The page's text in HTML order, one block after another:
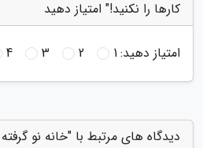
کارها را نکنید!" امتیاز دهید
امتیاز دهید:1
2
3
4
دیدگاه های مرتبط با "خانه نو